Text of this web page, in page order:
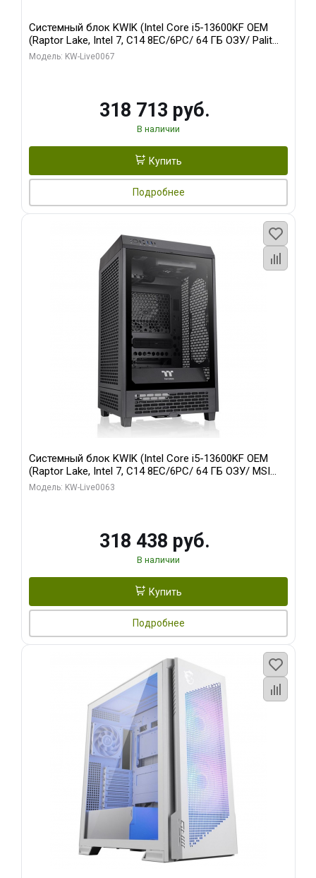
Системный блок KWIK (Intel Core i5-13600KF OEM
(Raptor Lake, Intel 7, C14 8EC/6PC/ 64 ГБ ОЗУ/ Palit
RTX5080 GAMINGPRO OC 16GB GDDR7 256bit 3xDP
Модель: KW-Live0067
318 713 руб.
В наличии
Купить
Подробнее
Системный блок KWIK (Intel Core i5-13600KF OEM
(Raptor Lake, Intel 7, C14 8EC/6PC/ 64 ГБ ОЗУ/ MSI
RTX5080 VENTUS 3X OC 16GB GDDR7 256bit 3xDP
Модель: KW-Live0063
318 438 руб.
В наличии
Купить
Подробнее